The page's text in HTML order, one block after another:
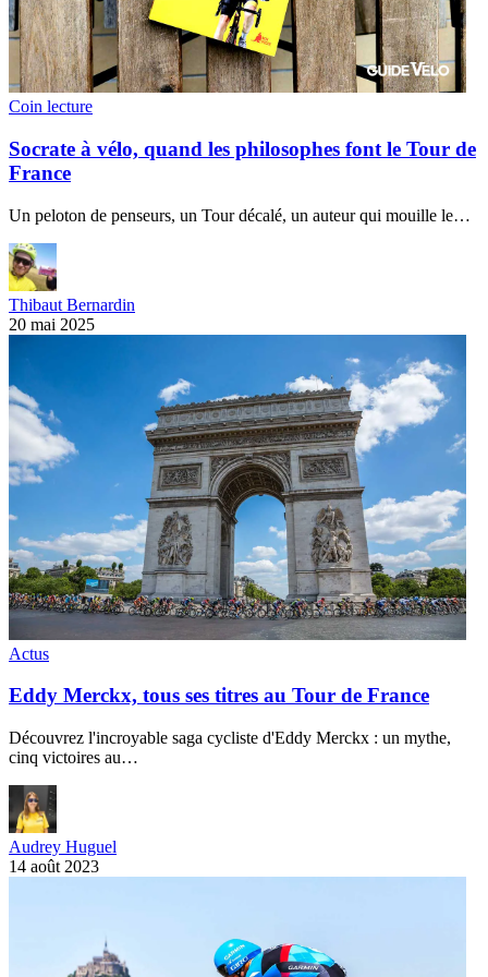
Coin lecture
Socrate à vélo, quand les philosophes font le Tour de
France
Un peloton de penseurs, un Tour décalé, un auteur qui mouille le…
Thibaut Bernardin
20 mai 2025
Actus
Eddy Merckx, tous ses titres au Tour de France
Découvrez l'incroyable saga cycliste d'Eddy Merckx : un mythe,
cinq victoires au…
Audrey Huguel
14 août 2023